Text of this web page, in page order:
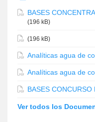
BASES
(196 kB)
(196 kB)
Analíticas agua de
Analíticas agua de
BASES
Ver todos los